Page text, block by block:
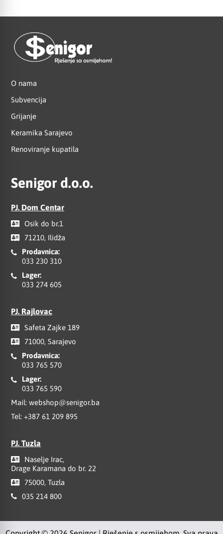
O nama
Subvencija
Grijanje
Keramika Sarajevo
Renoviranje kupatila
Senigor d.o.o.
PJ. Dom Centar
Osik do br.1
71210, Ilidža
Prodavnica:
033 230 310
Lager:
033 274 605
PJ. Rajlovac
Safeta Zajke 189
71000, Sarajevo
Prodavnica:
033 765 570
Lager:
033 765 590
Mail: webshop@senigor.ba
Tel: +387 61 209 895
PJ. Tuzla
Naselje Irac,
Drage Karamana do br. 22
75000, Tuzla
035 214 800